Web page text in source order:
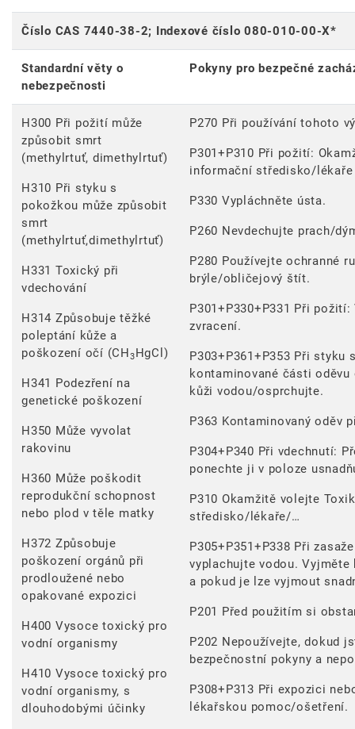
Číslo CAS 7440-38-2; Indexové číslo 080-010-00-X*
Standardní věty o
nebezpečnosti
Pokyny pro bezpečné
H300 Při požití může
způsobit smrt
(methylrtuť, dimethylrtuť)
H310 Při styku s
pokožkou může způsobit
smrt
(methylrtuť,dimethylrtuť)
H331 Toxický při
vdechování
H314 Způsobuje těžké
poleptání kůže a
poškození očí (CH 3 HgCl)
H341 Podezření na
genetické poškození
H350 Může vyvolat
rakovinu
H360 Může poškodit
reprodukční schopnost
nebo plod v těle matky
H372 Způsobuje
poškození orgánů při
prodloužené nebo
opakované expozici
H400 Vysoce toxický pro
vodní organismy
H410 Vysoce toxický pro
vodní organismy, s
dlouhodobými účinky
P270 Při používání tohoto
P301+P310 Při požití:
informační středisko/
P330 Vypláchněte ústa.
P260 Nevdechujte prach/
P280 Používejte ochranné
brýle/obličejový štít.
P301+P330+P331 Při
zvracení.
P303+P361+P353 Při
kontaminované části
kůži vodou/osprchujte.
P363 Kontaminovaný oděv
P304+P340 Při vdechnutí:
ponechte ji v poloze
P310 Okamžitě volejte
středisko/lékaře/…
P305+P351+P338 Při
vyplachujte vodou.
a pokud je lze vyjmout
P201 Před použitím si
P202 Nepoužívejte, dokud
bezpečnostní pokyny a
P308+P313 Při expozici
lékařskou pomoc/ošetření.